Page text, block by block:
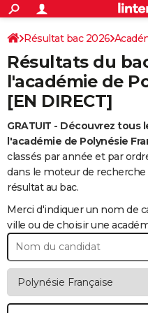
ACTUALITÉS
Politique
Société
Faits Divers
Education
Monde
Villes
+
SPORT
Coupe du monde 2026
Football
Tennis
Cyclisme
Rugby
Forum
CULTURE
Programme TV
TNT
Streaming
Cinéma
Sorties cinéma
Musique
+FINANCE
Retraite
Impôts
Epargne
Immobilier
Risques naturels par ville
Banque
Assurance
Crédit
AUTO
Essais
Réserver un essai
Citadines
Berlines
SUV
Forum auto
+
HIGH-TECH
Mobiles
Meilleur smartphone
Internet
Ordinateurs
Jeux vidéo
Guide high-tech
+
BRICOLAGE
Forum
Aménagement intérieur
Extérieur
Cuisine
Salle de bains
Jardinage
Rangement
+ WEEK-END
Guides de France
Escapades
Patrimoine
Expositions
Musées
Week-end nature
LIFESTYLE
Art de vivre
Bien-être
Loisirs
Mode
Modes de vie
+
Alimentation
Guide de la santé
Maladies
Médicaments
Sommeil
+VOYAGE
Résultat bac 2026
Résultats du
l'académie de
[EN DIRECT]
GRATUIT - Découvrez
l'académie de Polynésie
classés par année et par
dans le moteur de
résultat au bac.
Merci d'indiquer un nom de
ville ou de choisir une